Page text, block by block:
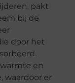
pakt
bij de
door het
en
waardoor er